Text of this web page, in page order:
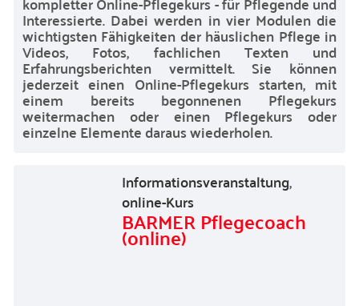
Interessierte. Dabei werden in vier Modulen die
wichtigsten Fähigkeiten der häuslichen Pflege in
Videos, Fotos, fachlichen Texten und
Erfahrungsberichten vermittelt. Sie können
jederzeit einen Online-Pflegekurs starten, mit
einem bereits begonnenen Pflegekurs
weitermachen oder einen Pflegekurs oder
einzelne Elemente daraus wiederholen.
Informationsveranstaltung,
online-Kurs
BARMER Pflegecoach
(online)